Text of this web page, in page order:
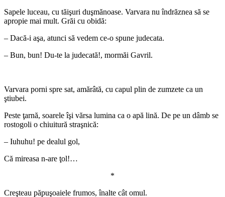
Sapele luceau, cu tăişuri duşmănoase. Varvara nu îndrăznea să se
apropie mai mult. Grăi cu obidă:
– Dacă-i aşa, atunci să vedem ce-o spune judecata.
– Bun, bun! Du-te la judecată!, mormăi Gavril.
Varvara porni spre sat, amărâtă, cu capul plin de zumzete ca un
ştiubei.
Peste ţarnă, soarele îşi vărsa lumina ca o apă lină. De pe un dâmb se
rostogoli o chiuitură straşnică:
– Iuhuhu! pe dealul gol,
Că mireasa n-are ţol!…
*
Creşteau păpuşoaiele frumos, înalte cât omul.